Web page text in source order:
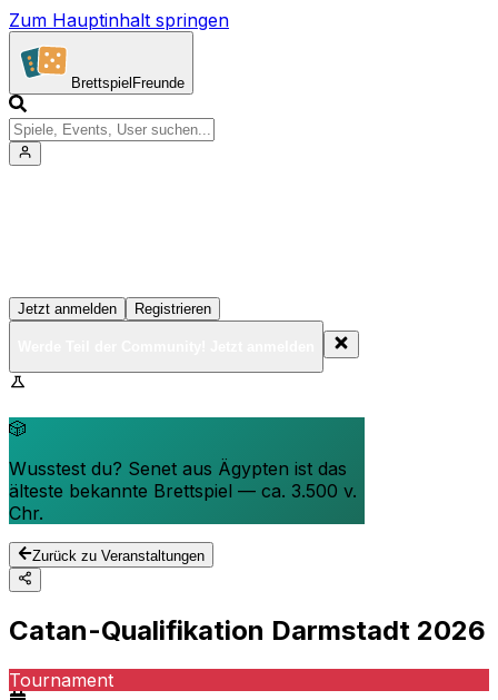
Zum Hauptinhalt springen
Brettspiel Freunde
Jetzt anmelden Registrieren
🎲
Wusstest du? Senet aus Ägypten ist das
älteste bekannte Brettspiel — ca. 3.500 v.
Chr.
Zurück zu Veranstaltungen
Catan-Qualifikation Darmstadt 2026
Tournament